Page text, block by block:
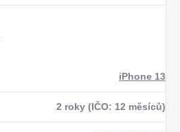
iPhone 13
2 roky (IČO: 12 měsíců)